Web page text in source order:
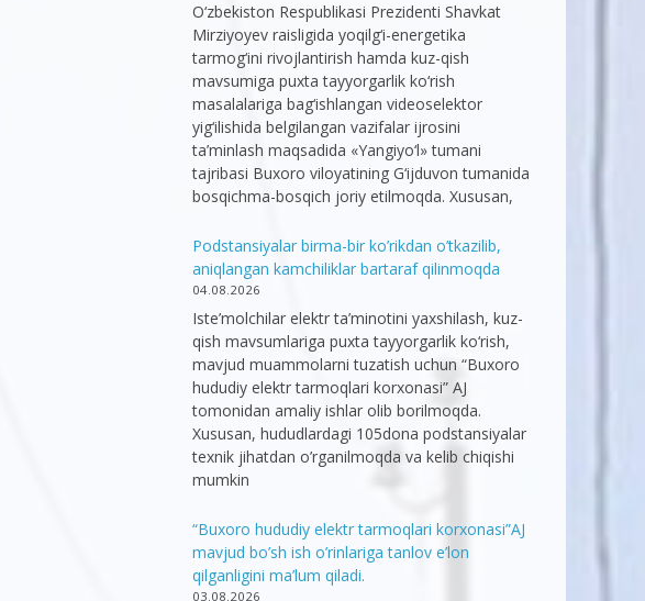
O‘zbekiston Respublikasi Prezidenti Shavkat
Mirziyoyev raisligida yoqilg‘i-energetika
tarmog‘ini rivojlantirish hamda kuz-qish
mavsumiga puxta tayyorgarlik ko‘rish
masalalariga bag‘ishlangan videoselektor
yig‘ilishida belgilangan vazifalar ijrosini
ta’minlash maqsadida «Yangiyo‘l» tumani
tajribasi Buxoro viloyatining G‘ijduvon tumanida
bosqichma-bosqich joriy etilmoqda. Xususan,
Podstansiyalar birma-bir ko’rikdan o’tkazilib,
aniqlangan kamchiliklar bartaraf qilinmoqda
04.08.2026
Iste’molchilar elektr ta’minotini yaxshilash, kuz-
qish mavsumlariga puxta tayyorgarlik ko‘rish,
mavjud muammolarni tuzatish uchun “Buxoro
hududiy elektr tarmoqlari korxonasi” AJ
tomonidan amaliy ishlar olib borilmoqda.
Xususan, hududlardagi 105dona podstansiyalar
texnik jihatdan o’rganilmoqda va kelib chiqishi
mumkin
“Buxoro hududiy elektr tarmoqlari korxonasi”AJ
mavjud bo’sh ish o’rinlariga tanlov e’lon
qilganligini ma’lum qiladi.
03.08.2026